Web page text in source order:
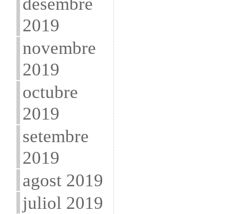
2019
novembre
2019
octubre
2019
setembre
2019
agost 2019
juliol 2019